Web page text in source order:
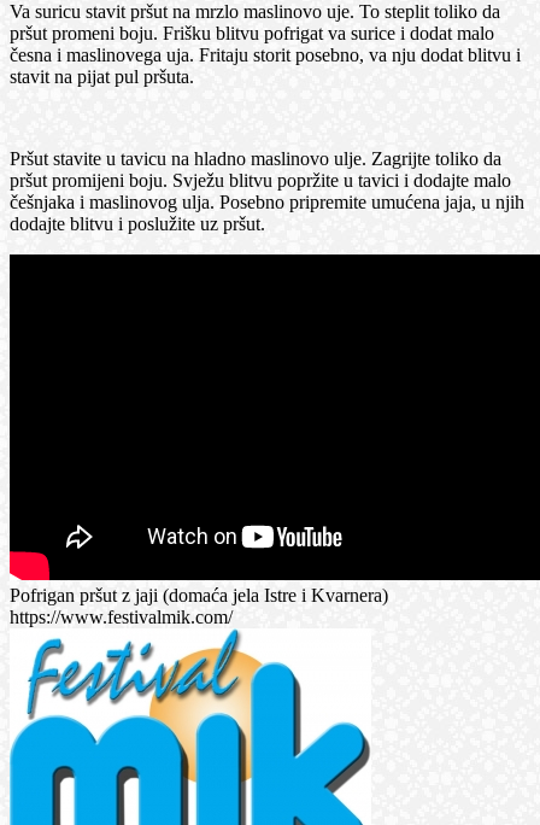
Va suricu stavit pršut na mrzlo maslinovo uje. To steplit toliko da
pršut promeni boju. Frišku blitvu pofrigat va surice i dodat malo
česna i maslinovega uja. Fritaju storit posebno, va nju dodat blitvu i
stavit na pijat pul pršuta.
Pršut stavite u tavicu na hladno maslinovo ulje. Zagrijte toliko da
pršut promijeni boju. Svježu blitvu popržite u tavici i dodajte malo
češnjaka i maslinovog ulja. Posebno pripremite umućena jaja, u njih
dodajte blitvu i poslužite uz pršut.
Pofrigan pršut z jaji (domaća jela Istre i Kvarnera)
https://www.festivalmik.com/